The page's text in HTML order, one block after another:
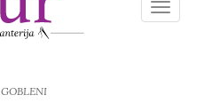
Toggle
GOBLENI